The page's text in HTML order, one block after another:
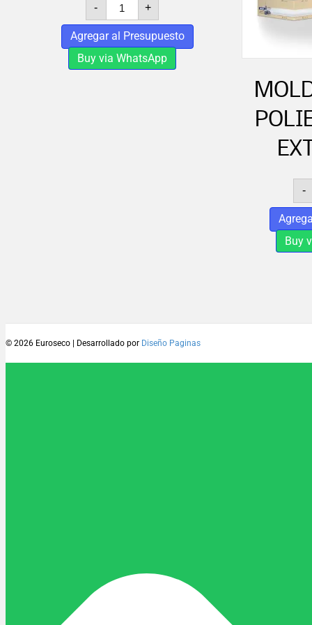
-
KNAUF
MP75
x
30KG
cantidad
+
Agregar al Presupuesto
Buy via WhatsApp
-
Buy
© 2026 Euroseco Desarrollado por Diseño Paginas